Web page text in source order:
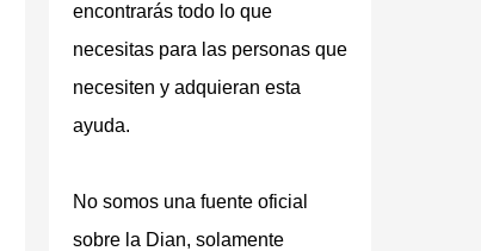
encontrarás todo lo que
necesitas para las personas que
necesiten y adquieran esta
ayuda.
No somos una fuente oficial
sobre la Dian, solamente